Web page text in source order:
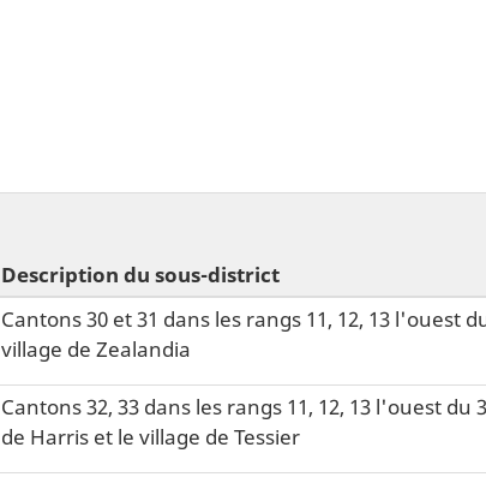
Description du sous-district
Cantons 30 et 31 dans les rangs 11, 12, 13 l'ouest
village de Zealandia
Cantons 32, 33 dans les rangs 11, 12, 13 l'ouest
de Harris et le village de Tessier